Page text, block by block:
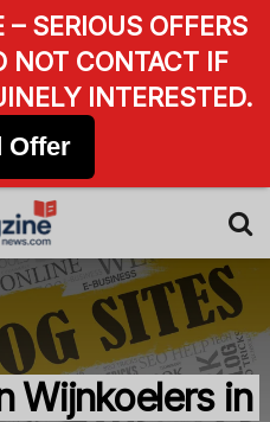
Wijnkoelers in
SERIOUS OFFERS
NOT CONTACT IF
INTERESTED.
Offer